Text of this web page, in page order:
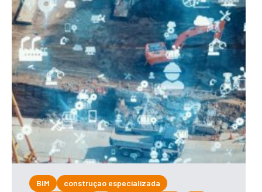
BIM
construçao especializada